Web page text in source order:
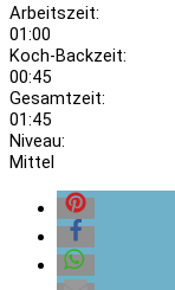
Arbeitszeit:
01:00
Koch-Backzeit:
00:45
Gesamtzeit:
01:45
Niveau:
Mittel